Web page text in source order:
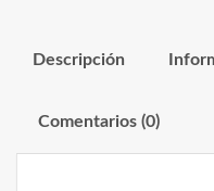
Descripción
Comentarios (0)